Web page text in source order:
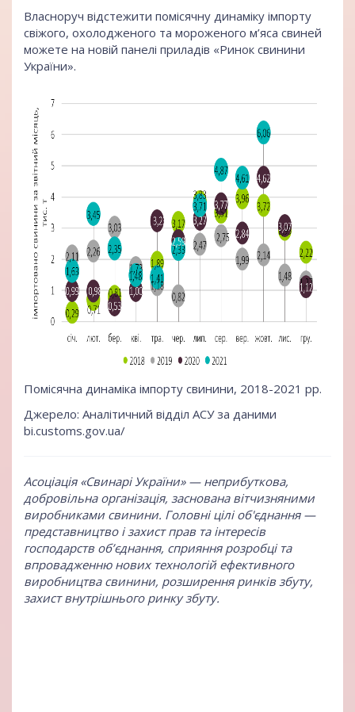
Власноруч відстежити помісячну динаміку імпорту
свіжого, охолодженого та мороженого м’яса свиней
можете на новій панелі приладів «Ринок свинини
України».
Помісячна динаміка імпорту свинини, 2018-2021 рр.
Джерело: Аналітичний відділ АСУ за даними
bi.customs.gov.ua/
Асоціація «Свинарі України» — неприбуткова,
добровільна організація, заснована вітчизняними
виробниками свинини. Головні цілі об'єднання —
представництво і захист прав та інтересів
господарств об’єднання, сприяння розробці та
впровадженню нових технологій ефективного
виробництва свинини, розширення ринків збуту,
захист внутрішнього ринку збуту.